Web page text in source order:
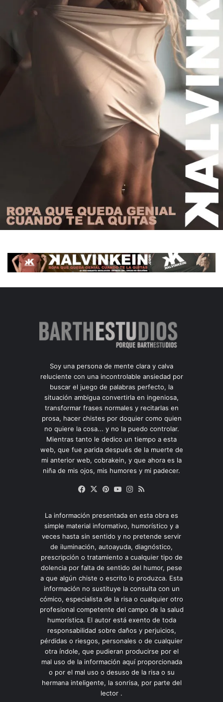
Soy una persona de mente clara y calva
reluciente con una incontrolable ansiedad por
buscar el juego de palabras perfecto, la
situación ambigua convertirla en ingeniosa,
transformar frases normales y recitarlas en
prosa, hacer chistes por doquier como quien
no quiere la cosa... y no la puedo controlar.
Mientras tanto le dedico un tiempo a esta
web, que fue parida después de la muerte de
mi anterior web, cobrakein, y que ahora es la
niña de mis ojos, mis humores y mi padecer.
Facebook
X Pinterest
YouTubeInstagram
La información presentada en esta obra es
simple material informativo, humorístico y a
veces hasta sin sentido y no pretende servir
de iluminación, autoayuda, diagnóstico,
prescripción o tratamiento a cualquier tipo de
dolencia por falta de sentido del humor, pese
a que algún chiste o escrito lo produzca. Esta
información no sustituye la consulta con un
cómico, especialista de la risa o cualquier otro
profesional competente del campo de la salud
humorística. El autor está exento de toda
responsabilidad sobre daños y perjuicios,
pérdidas o riesgos, personales o de cualquier
otra índole, que pudieran producirse por el
mal uso de la información aquí proporcionada
o por el mal uso o desuso de la risa o su
hermana inteligente, la sonrisa, por parte del
lector .